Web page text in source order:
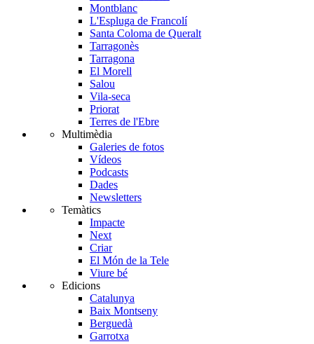
Montblanc
L'Espluga de Francolí
Santa Coloma de Queralt
Tarragonès
Tarragona
El Morell
Salou
Vila-seca
Priorat
Terres de l'Ebre
Multimèdia
Galeries de fotos
Vídeos
Podcasts
Dades
Newsletters
Temàtics
Impacte
Next
Criar
El Món de la Tele
Viure bé
Edicions
Catalunya
Baix Montseny
Berguedà
Garrotxa